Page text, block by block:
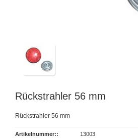
Rückstrahler 56 mm
Rückstrahler 56 mm
Artikelnummer::
13003